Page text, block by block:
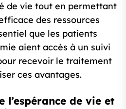
de vie tout en permettant
des ressources
que les patients
aient accès à un suivi
recevoir le traitement
ces avantages.
l’espérance de vie et